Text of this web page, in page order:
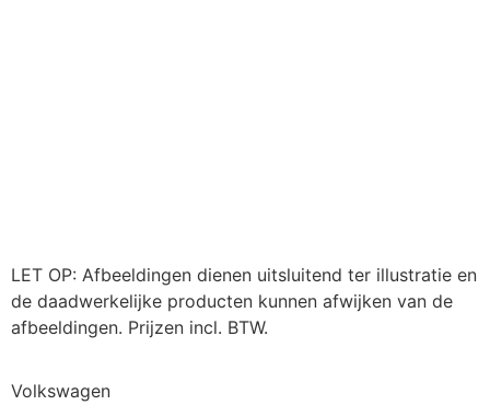
LET OP: Afbeeldingen dienen uitsluitend ter illustratie en
de daadwerkelijke producten kunnen afwijken van de
afbeeldingen. Prijzen incl. BTW.
Volkswagen